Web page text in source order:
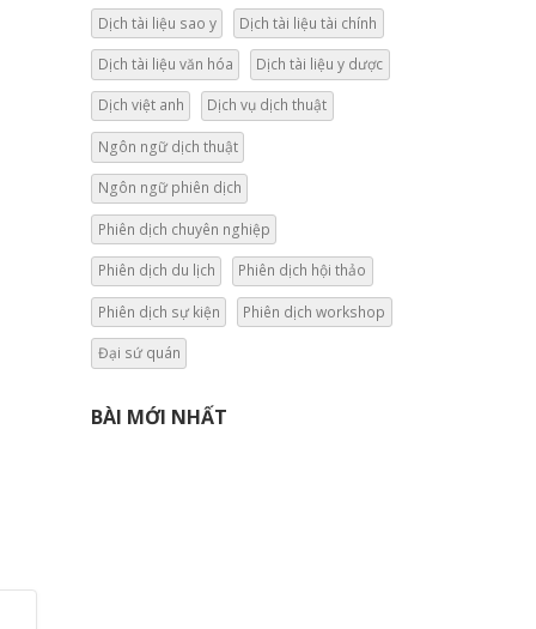
Dịch tài liệu sao y Dịch tài liệu tài chính
Dịch tài liệu văn hóa Dịch tài liệu y dược
Dịch việt anh Dịch vụ dịch thuật
Ngôn ngữ dịch thuật
Ngôn ngữ phiên dịch
Phiên dịch chuyên nghiệp
Phiên dịch du lịch Phiên dịch hội thảo
Phiên dịch sự kiện Phiên dịch workshop
Đại sứ quán
BÀI MỚI NHẤT